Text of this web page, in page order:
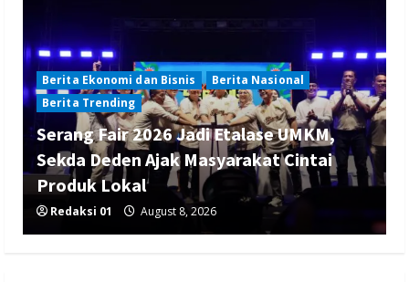
Berita Ekonomi dan Bisnis
Berita Nasional
Berita Trending
Serang Fair 2026 Jadi Etalase UMKM,
Sekda Deden Ajak Masyarakat Cintai
Produk Lokal
Redaksi 01 August 8, 2026